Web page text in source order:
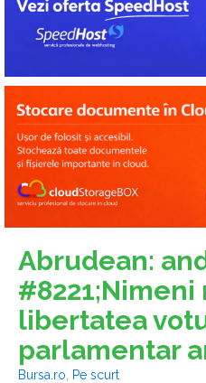
Abrudean:
libertatea
parlamentar
Bursa.ro
Pe scurt